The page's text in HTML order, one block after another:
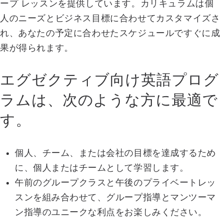
ープ レッスンを提供しています。カリキュラムは個
人のニーズとビジネス目標に合わせてカスタマイズさ
れ、あなたの予定に合わせたスケジュールですぐに成
果が得られます。
エグゼクティブ向け英語プログ
ラムは、次のような方に最適で
す。
個人、チーム、または会社の目標を達成するため
に、個人またはチームとして学習します。
午前のグループクラスと午後のプライベートレッ
スンを組み合わせて、グループ指導とマンツーマ
ン指導のユニークな利点をお楽しみください。